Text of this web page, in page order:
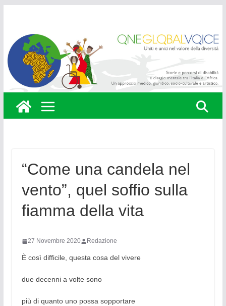
content
“Come una candela nel
vento”, quel soffio sulla
fiamma della vita
27 Novembre 2020 Redazione
È così difficile, questa cosa del vivere
due decenni a volte sono
più di quanto uno possa sopportare